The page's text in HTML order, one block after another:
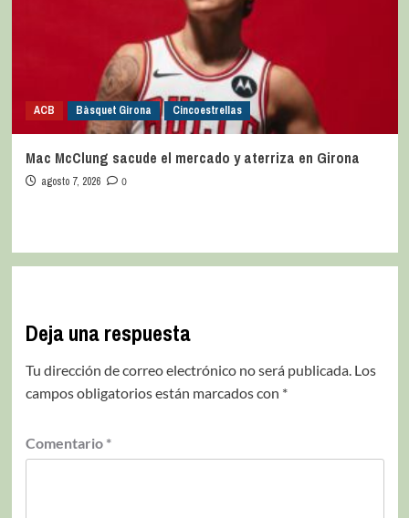
ACB Bàsquet Girona Cincoestrellas
Mac McClung sacude el mercado y aterriza en Girona
agosto 7, 2026 0
Deja una respuesta
Tu dirección de correo electrónico no será publicada. Los
campos obligatorios están marcados con *
Comentario *